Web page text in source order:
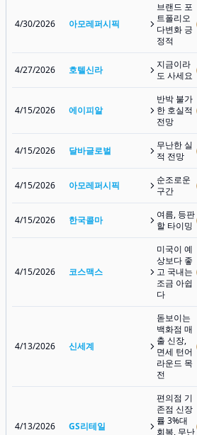
4/30/2026 아모레퍼시픽
브랜드 포
트폴리오
다변화 긍
정적
4/27/2026 호텔신라
지금이라
도 사세요
4/15/2026 에이피알
반박 불가
한 호실적
전망
4/15/2026 달바글로벌
무난한 실
적 전망
4/15/2026 아모레퍼시픽
순조로운
구간
4/15/2026 한국콜마
여름, 등판
할 타이밍
4/15/2026 코스맥스
미국이 예
상보다 좋
고 국내는
조금 아쉽
다
4/13/2026 신세계
돋보이는
백화점 매
출 신장,
면세 턴어
라운드 목
전
4/13/2026 GS리테일
편의점 기
존점 신장
률 3%대
회복, 무난